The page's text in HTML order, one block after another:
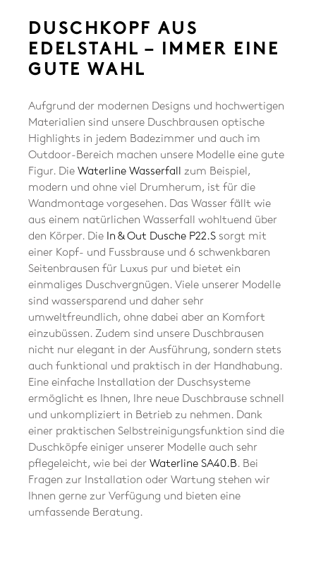
DUSCHKOPF AUS
EDELSTAHL – IMMER EINE
GUTE WAHL
Aufgrund der modernen Designs und hochwertigen
Materialien sind unsere Duschbrausen optische
Highlights in jedem Badezimmer und auch im
Outdoor-Bereich machen unsere Modelle eine gute
Figur. Die Waterline Wasserfall
zum Beispiel,
modern und ohne viel Drumherum, ist für die
Wandmontage vorgesehen. Das Wasser fällt wie
aus einem natürlichen Wasserfall wohltuend über
den Körper. Die In & Out Dusche P22.S sorgt mit
einer Kopf- und Fussbrause und 6 schwenkbaren
Seitenbrausen für Luxus pur und bietet ein
einmaliges Duschvergnügen. Viele unserer Modelle
sind wassersparend und daher sehr
umweltfreundlich, ohne dabei aber an Komfort
einzubüssen. Zudem sind unsere Duschbrausen
nicht nur elegant in der Ausführung, sondern stets
auch funktional und praktisch in der Handhabung.
Eine einfache Installation der Duschsysteme
ermöglicht es Ihnen, Ihre neue Duschbrause schnell
und unkompliziert in Betrieb zu nehmen. Dank
einer praktischen Selbstreinigungsfunktion sind die
Duschköpfe einiger unserer Modelle auch sehr
pflegeleicht, wie bei der Waterline SA40.B . Bei
Fragen zur Installation oder Wartung stehen wir
Ihnen gerne zur Verfügung und bieten eine
umfassende Beratung.